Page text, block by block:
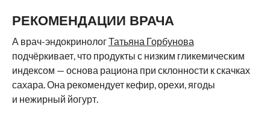
РЕКОМЕНДАЦИИ ВРАЧА
А врач-эндокринологТатьяна Горбунова
подчёркивает, что продукты с низким гликемическим
индексом — основа рациона при склонности к скачках
сахара. Она рекомендует кефир, орехи, ягоды
и нежирный йогурт.